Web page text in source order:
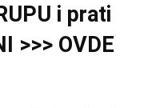
i prati
>>> OVDE